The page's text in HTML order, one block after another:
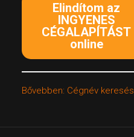
Elindítom az
INGYENES
CÉGALAPÍTÁST
online
Bővebben: Cégnév keresés